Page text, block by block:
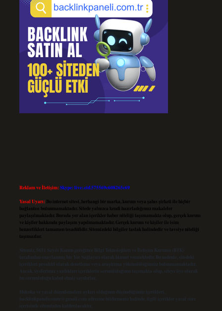
Reklam ve İletişim:Skype: live:.cid.575569c608265c69
Yasal Uyarı: Bu internet sitesi, herhangi bir marka, kurum veya şahıs şirketi ile hiçbir
bağlantısı bulunmamaktadır. Sitede yalnızca kendi hazırladığımız makaleler
paylaşılmaktadır. Burada yer alan içerikler haber niteliği taşımamakta olup, gerçek kurum
ve kişiler hakkında paylaşım yapılmamaktadır. Gerçek kurum ve kişiler ile isim
benzerlikleri tamamen tesadüfidir. Sitemizdeki bilgiler taslak halindedir ve tavsiye niteliği
taşımazlar.
Sitemiz, 5651 Sayılı Kanun gereğince Bilgi Teknolojileri ve İletişim Kurumu (BTK)
tarafından onaylanmış bir Yer Sağlayıcı olarak hizmet vermektedir. Bu nedenle, sitedeki
içerikleri proaktif olarak denetleme veya araştırma yükümlülüğümüz bulunmamaktadır.
Ancak, üyelerimiz yazdıkları içeriklerin sorumluluğunu taşımakta olup, siteye üye olarak
bu sorumluluğu kabul etmiş sayılırlar.
Hukuka ve yasal düzenlemelere aykırı olduğunu düşündüğünüz içerikleri,
backlinkpanelicomtr@gmail.com adresine bildirmeniz halinde, ilgili içerikler yasal süre
içerisinde sitemizden kaldırılacaktır.